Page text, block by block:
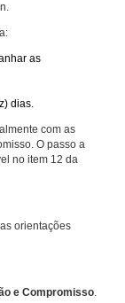
as
dias.
com as
O passo a
no item 12 da
orientações
e Compromisso.